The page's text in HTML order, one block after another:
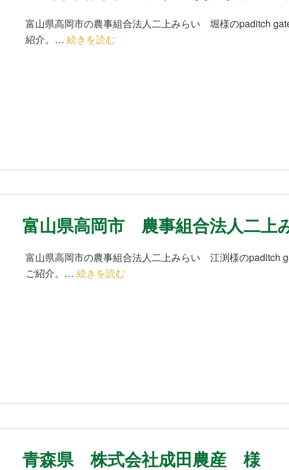
富山県高岡市の農事組合法人二上みらい 堀様のpaditch
紹介。… 続きを読む
富山県高岡市 農事組合法人二
富山県高岡市の農事組合法人二上みらい 江渕様のpaditch
ご紹介。… 続きを読む
青森県 株式会社成田農産 様